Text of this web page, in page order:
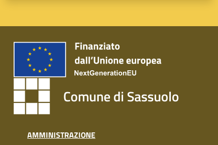
Comune di Sassuolo
AMMINISTRAZIONE